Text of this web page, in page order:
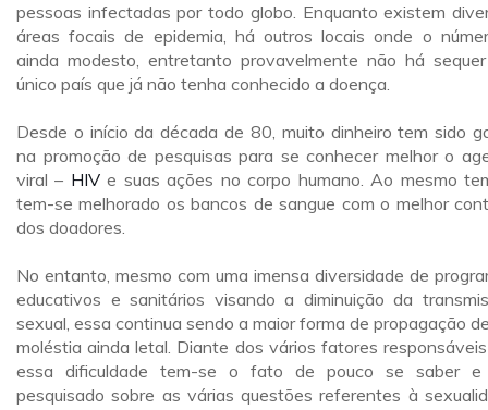
pessoas infectadas por todo globo. Enquanto existem
áreas focais de epidemia, há outros locais onde o
ainda modesto, entretanto provavelmente não há
único país que já não tenha conhecido a doença.
Desde o início da década de 80, muito dinheiro tem sido
na promoção de pesquisas para se conhecer melhor o
viral – HIVe suas ações no corpo humano. Ao mesmo
tem-se melhorado os bancos de sangue com o melhor
dos doadores.
No entanto, mesmo com uma imensa diversidade de
educativos e sanitários visando a diminuição da
sexual, essa continua sendo a maior forma de propagação
moléstia ainda letal. Diante dos vários fatores
essa dificuldade tem-se o fato de pouco se saber e
pesquisado sobre as várias questões referentes à